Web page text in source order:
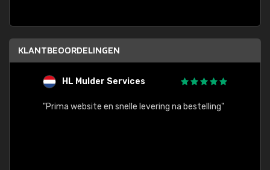
KLANTBEOORDELINGEN
HL Mulder Services
"Prima website en snelle levering na bestelling"